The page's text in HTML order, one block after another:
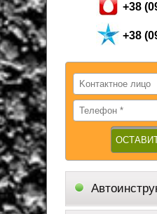
+38
+38